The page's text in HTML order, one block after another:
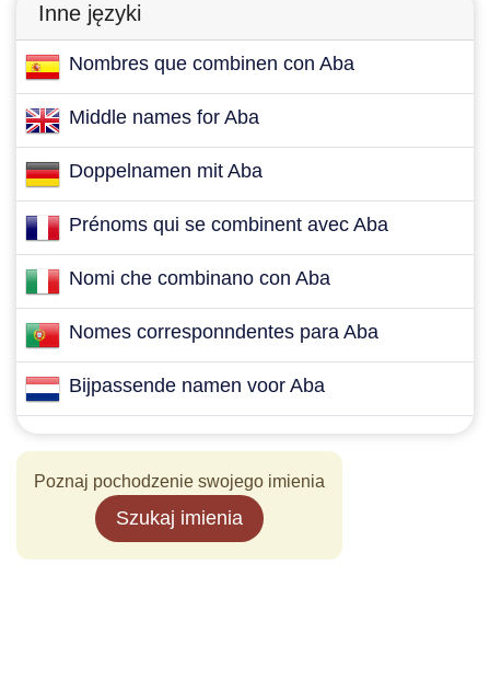
Inne języki
Nombres que combinen con Aba
Middle names for Aba
Doppelnamen mit Aba
Prénoms qui se combinent avec Aba
Nomi che combinano con Aba
Nomes corresponndentes para Aba
Bijpassende namen voor Aba
Poznaj pochodzenie swojego imienia
Szukaj imienia